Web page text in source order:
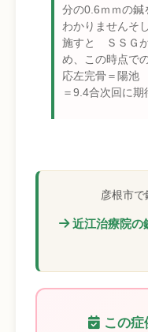
分の0.6ｍｍの
わかりませんそ
施すと ＳＳＧ
め、この時点で
応左完骨＝陽
＝9.4合次回に期
彦根市
近江治療院の
この